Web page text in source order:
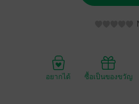
อยากได้ ซื้อเป็นของขวัญ